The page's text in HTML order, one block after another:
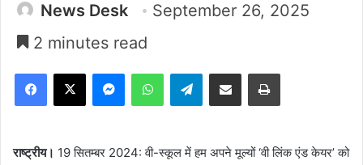
News Desk
September 26, 2025
2 minutes read
Facebook
X MessengerWhatsAppTelegramShare via Email Print
राष्ट्रीय। 19 सितम्बर 2024: वी-स्कूल में हम अपने मूल्यों ‘वी लिंक एंड केयर’ को